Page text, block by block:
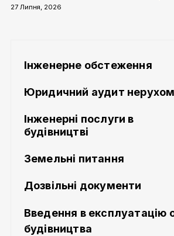
27 Липня, 2026
Інженерне обстеження
Юридичний аудит
Інженерні послуги в
будівництві
Земельні питання
Дозвільні документи
Введення в експлуатацію
будівництва